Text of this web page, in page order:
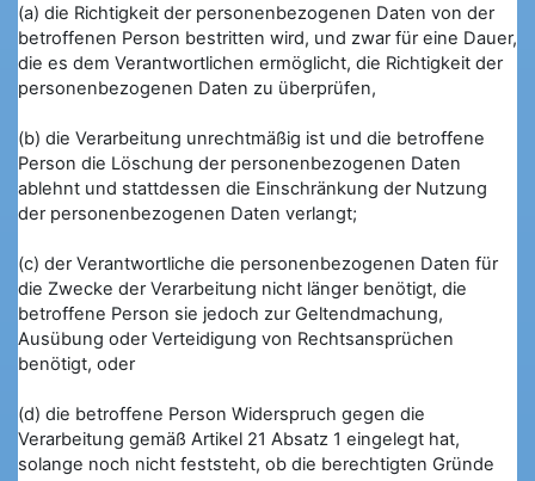
(a) die Richtigkeit der personenbezogenen Daten von der
betroffenen Person bestritten wird, und zwar für eine Dauer,
die es dem Verantwortlichen ermöglicht, die Richtigkeit der
personenbezogenen Daten zu überprüfen,
(b) die Verarbeitung unrechtmäßig ist und die betroffene
Person die Löschung der personenbezogenen Daten
ablehnt und stattdessen die Einschränkung der Nutzung
der personenbezogenen Daten verlangt;
(c) der Verantwortliche die personenbezogenen Daten für
die Zwecke der Verarbeitung nicht länger benötigt, die
betroffene Person sie jedoch zur Geltendmachung,
Ausübung oder Verteidigung von Rechtsansprüchen
benötigt, oder
(d) die betroffene Person Widerspruch gegen die
Verarbeitung gemäß Artikel 21 Absatz 1 eingelegt hat,
solange noch nicht feststeht, ob die berechtigten Gründe